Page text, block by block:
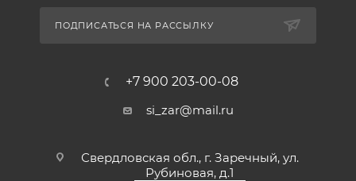
ПОДПИСАТЬСЯ НА РАССЫЛКУ
+7 900 203-00-08
si_zar@mail.ru
Свердловская обл., г. Заречный, ул.
Рубиновая, д.1